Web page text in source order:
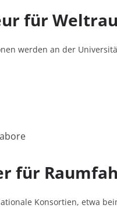
für
werden an der
für
Konsortien, etwa